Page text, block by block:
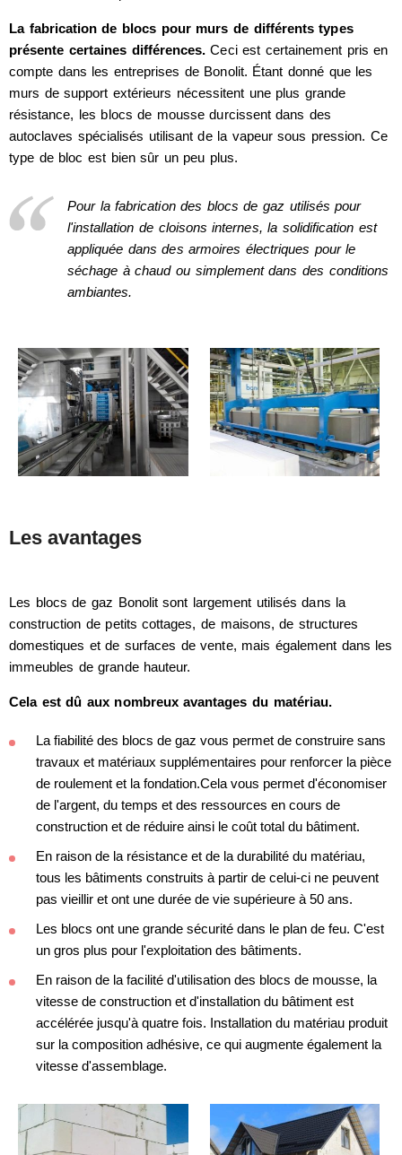
La fabrication de blocs pour murs de différents types
présente certaines différences.Ceci est certainement pris en
compte dans les entreprises de Bonolit. Étant donné que les
murs de support extérieurs nécessitent une plus grande
résistance, les blocs de mousse durcissent dans des
autoclaves spécialisés utilisant de la vapeur sous pression. Ce
type de bloc est bien sûr un peu plus.
Pour la fabrication des blocs de gaz utilisés pour
l'installation de cloisons internes, la solidification est
appliquée dans des armoires électriques pour le
séchage à chaud ou simplement dans des conditions
ambiantes.
Les avantages
Les blocs de gaz Bonolit sont largement utilisés dans la
construction de petits cottages, de maisons, de structures
domestiques et de surfaces de vente, mais également dans les
immeubles de grande hauteur.
Cela est dû aux nombreux avantages du matériau.
La fiabilité des blocs de gaz vous permet de construire sans
travaux et matériaux supplémentaires pour renforcer la pièce
de roulement et la fondation.Cela vous permet d'économiser
de l'argent, du temps et des ressources en cours de
construction et de réduire ainsi le coût total du bâtiment.
En raison de la résistance et de la durabilité du matériau,
tous les bâtiments construits à partir de celui-ci ne peuvent
pas vieillir et ont une durée de vie supérieure à 50 ans.
Les blocs ont une grande sécurité dans le plan de feu. C'est
un gros plus pour l'exploitation des bâtiments.
En raison de la facilité d'utilisation des blocs de mousse, la
vitesse de construction et d'installation du bâtiment est
accélérée jusqu'à quatre fois. Installation du matériau produit
sur la composition adhésive, ce qui augmente également la
vitesse d'assemblage.